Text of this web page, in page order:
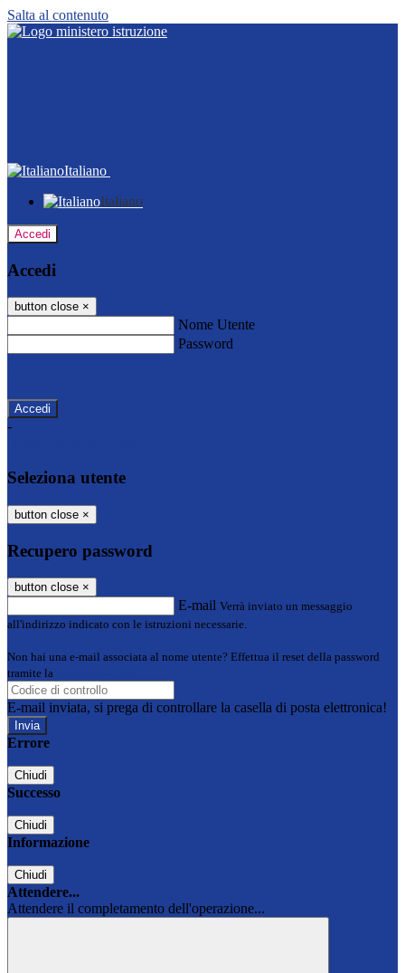
Salta al contenuto
Italiano
Italiano
Accedi
Accedi
button close ×
Nome Utente
Password
-
Seleziona utente
button close ×
Recupero password
button close ×
E-mail Verrà inviato un messaggio
all'indirizzo indicato con le istruzioni necessarie.
Non hai una e-mail associata al nome utente? Effettua il reset della password
tramite la
E-mail inviata, si prega di controllare la casella di posta elettronica!
Errore
Chiudi
Successo
Chiudi
Informazione
Chiudi
Attendere...
Attendere il completamento dell'operazione...